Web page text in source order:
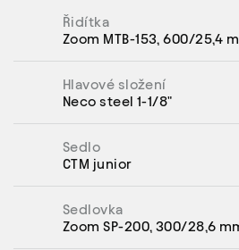
Řidítka
Zoom MTB-153, 600/25,4
Hlavové složení
Neco steel 1-1/8"
Sedlo
CTM junior
Sedlovka
Zoom SP-200, 300/28,6